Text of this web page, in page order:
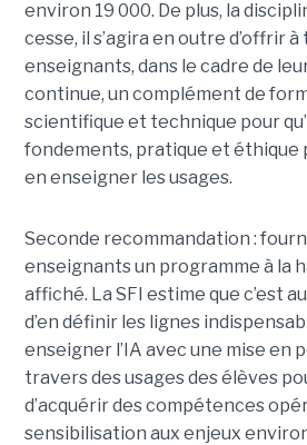
environ 19 000. De plus, la
cesse, il s’agira en outre d’offrir à
enseignants, dans le cadre de
continue, un complément de
scientifique et technique pour
fondements, pratique et éthique
en enseigner les usages.
Seconde recommandation :
enseignants un programme à la
affiché. La SFI estime que c’est
d’en définir les lignes
enseigner l’IA avec une mise en
travers des usages des élèves
d’acquérir des compétences
sensibilisation aux enjeux